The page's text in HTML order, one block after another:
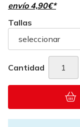
envío 4,90€*
Tallas
Cantidad